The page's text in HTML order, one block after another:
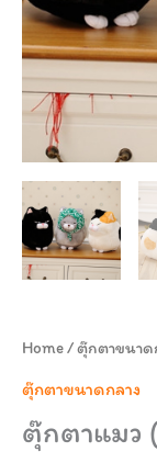
Home/ตุ๊กตาขนาด
ตุ๊กตาขนาดกลาง
ตุ๊กตาแมว